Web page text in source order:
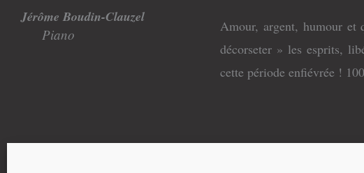
Jérôme Boudin-Clauzel
Piano
Amour, argent, humour et
décorseter » les esprits,
cette période enfiévrée !